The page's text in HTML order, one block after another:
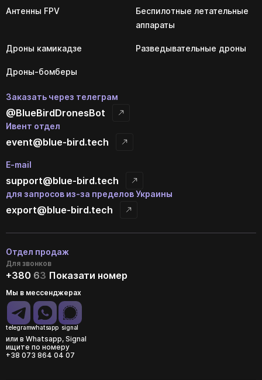
Антенны FPV
Беспилотные летательные
аппараты
Дроны камикадзе Разведывательные дроны
Дроны-бомберы
Заказать через телеграм
@BlueBirdDronesBot
Ивент отдел
event@blue-bird.tech
E-mail
support@blue-bird.tech
для запросов из-за пределов Украины
export@blue-bird.tech
Отдел продаж
Для звонков
+380 63 Показати номер
Мы в мессенджерах
telegramwhatsapp signal
или в Whatsapp, Signal
ищите по номеру
+38 073 864 04 07